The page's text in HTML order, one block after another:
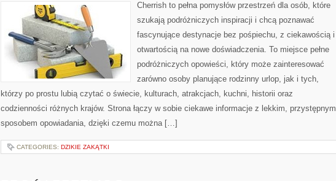
Cherrish to pełna pomysłów przestrzeń dla osób, które
szukają podróżniczych inspiracji i chcą poznawać
fascynujące destynacje bez pośpiechu, z ciekawością i
otwartością na nowe doświadczenia. To miejsce pełne
podróżniczych opowieści, który może zainteresować
zarówno osoby planujące rodzinny urlop, jak i tych,
którzy po prostu lubią czytać o świecie, kulturach, atrakcjach, kuchni, historii oraz
codzienności różnych krajów. Strona łączy w sobie ciekawe informacje z lekkim, przystępnym
sposobem opowiadania, dzięki czemu można […]
CATEGORIES: DZIKIE ZAKĄTKI